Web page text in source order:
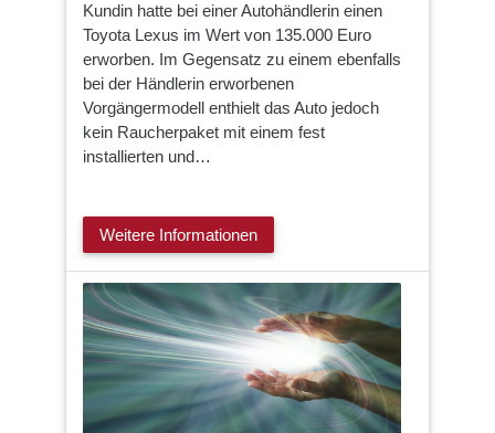
Kundin hatte bei einer Autohändlerin einen
Toyota Lexus im Wert von 135.000 Euro
erworben. Im Gegensatz zu einem ebenfalls
bei der Händlerin erworbenen
Vorgängermodell enthielt das Auto jedoch
kein Raucherpaket mit einem fest
installierten und…
Weitere Informationen